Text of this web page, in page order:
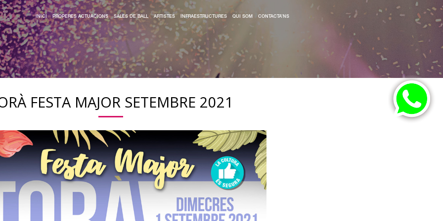
INICI PROPERES ACTUACIONS SALES DE BALL ARTISTES INFRAESTRUCTURES QUI SOM CONTACTA’NS
FESTA MAJOR SETEMBRE 2021